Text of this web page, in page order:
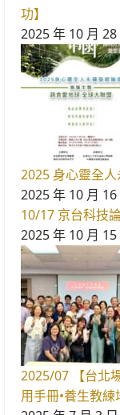
功】
2025 年 10 月 28
2025 身心靈全
2025 年 10 月 16
10/17 京台科技
2025 年 10 月 15
2025/07 【台北
用手冊•養生教